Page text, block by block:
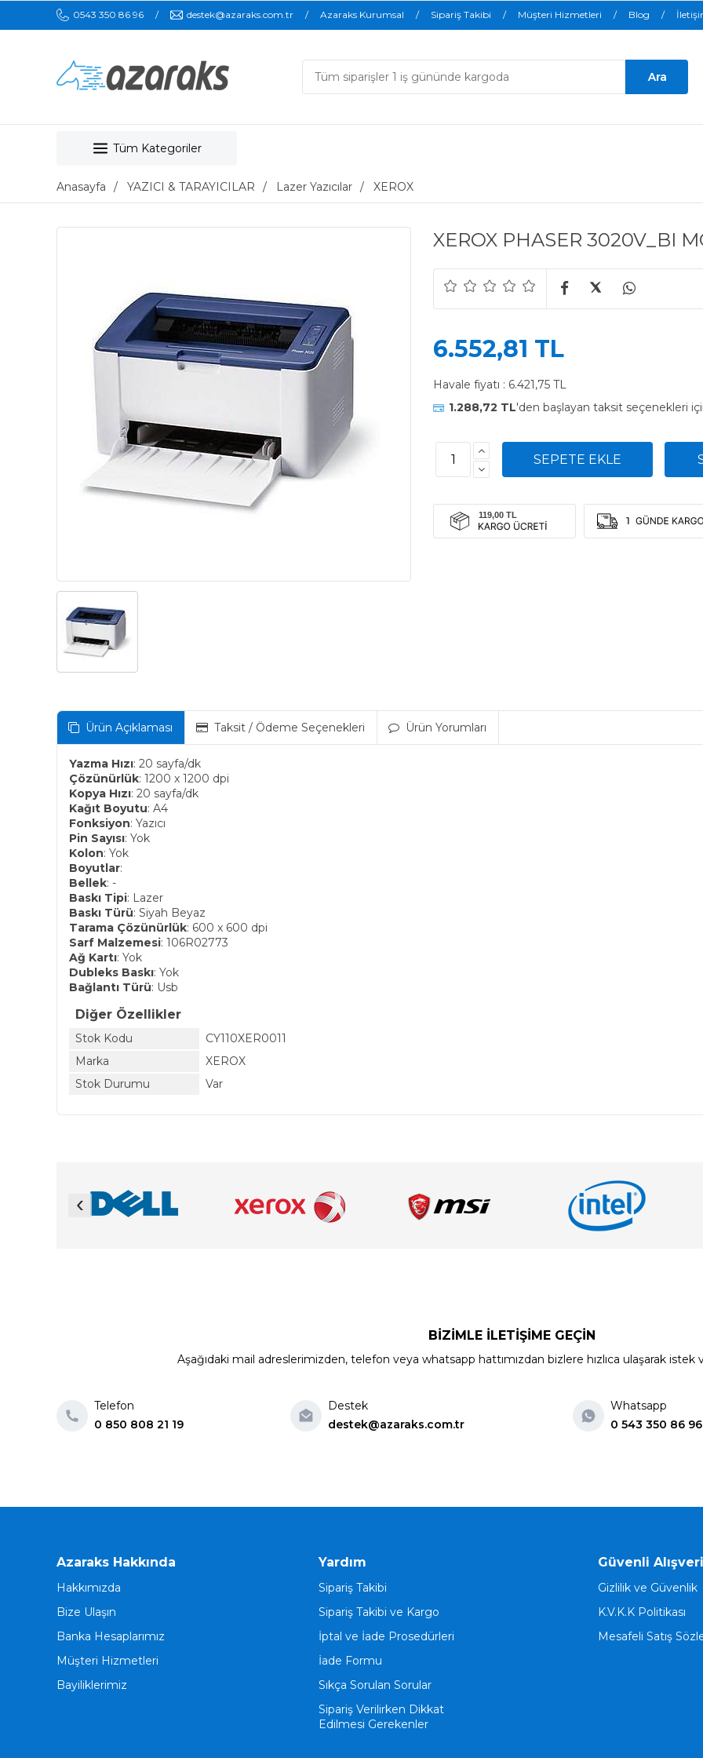
0543 350 86 96 destek@azaraks.com.tr Azaraks Kurumsal Sipariş Takibi Müşteri Hizmetleri Blog
Tüm Kategoriler
Anasayfa YAZICI & TARAYICILAR Lazer Yazıcılar XEROX
XEROX PHASER 3020V_BI
6.552,81 TL
Havale fiyatı : 6.421,75 TL
1.288,72 TL'den başlayan taksit seçenekleri
1
Ürün Açıklaması Taksit / Ödeme Seçenekleri Ürün Yorumları
Yazma Hızı: 20 sayfa/dk
Çözünürlük: 1200 x 1200 dpi
Kopya Hızı: 20 sayfa/dk
Kağıt Boyutu: A4
Fonksiyon: Yazıcı
Pin Sayısı: Yok
Kolon: Yok
Boyutlar:
Bellek: -
Baskı Tipi: Lazer
Baskı Türü: Siyah Beyaz
Tarama Çözünürlük: 600 x 600 dpi
Sarf Malzemesi: 106R02773
Ağ Kartı: Yok
Dubleks Baskı: Yok
Bağlantı Türü: Usb
Diğer Özellikler
Stok Kodu
CY110XER0011
Marka
XEROX
Stok Durumu
Var
‹
BİZİMLE İLETİŞİME GEÇİN
Aşağıdaki mail adreslerimizden, telefon veya whatsapp hattımızdan bizlere hızlıca ulaşarak istek
Telefon
0 850 808 21 19
Destek
destek@azaraks.com.tr
Whatsapp
0 543 350 86 96
Azaraks Hakkında
Hakkımızda
Bize Ulaşın
Banka Hesaplarımız
Müşteri Hizmetleri
Bayiliklerimiz
Yardım
Sipariş Takibi
Sipariş Takibi ve Kargo
İptal ve İade Prosedürleri
İade Formu
Sıkça Sorulan Sorular
Sipariş Verilirken Dikkat
Edilmesi Gerekenler
Güvenli
Gizlilik ve Güvenlik
K.V.K.K Politikası
Mesafeli Satış